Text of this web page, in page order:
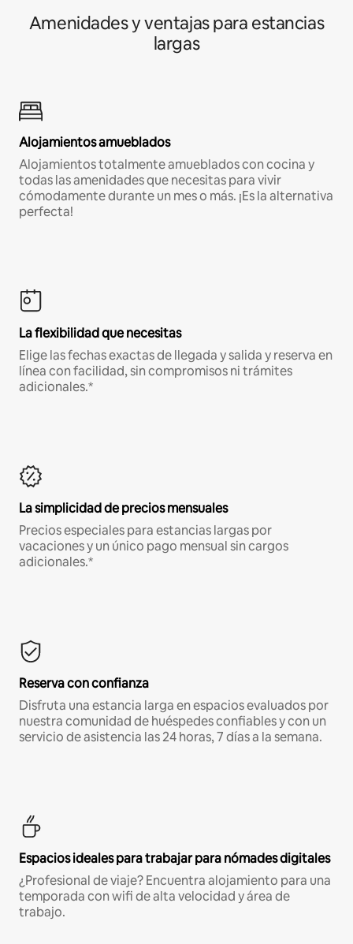
Amenidades y ventajas para estancias
largas
Alojamientos amueblados
Alojamientos totalmente amueblados con cocina y
todas las amenidades que necesitas para vivir
cómodamente durante un mes o más. ¡Es la alternativa
perfecta!
La flexibilidad que necesitas
Elige las fechas exactas de llegada y salida y reserva en
línea con facilidad, sin compromisos ni trámites
adicionales.*
La simplicidad de precios mensuales
Precios especiales para estancias largas por
vacaciones y un único pago mensual sin cargos
adicionales.*
Reserva con confianza
Disfruta una estancia larga en espacios evaluados por
nuestra comunidad de huéspedes confiables y con un
servicio de asistencia las 24 horas, 7 días a la semana.
Espacios ideales para trabajar para nómades digitales
¿Profesional de viaje? Encuentra alojamiento para una
temporada con wifi de alta velocidad y área de
trabajo.